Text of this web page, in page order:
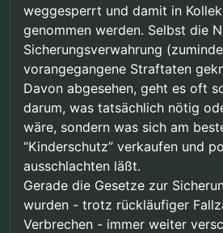
also müsste auch die
ja, wenn das nötig wäre um
schützen, dann würde ich
Zum Glück wissen wir dass
weggesperrt und damit in
genommen werden. Selbst die
Sicherungsverwahrung
vorangegangene Straftaten
Davon abgesehen, geht es oft
darum, was tatsächlich nötig
wäre, sondern was sich am
“Kinderschutz” verkaufen und
ausschlachten läßt.
Gerade die Gesetze zur
wurden - trotz rückläufiger
Verbrechen - immer weiter